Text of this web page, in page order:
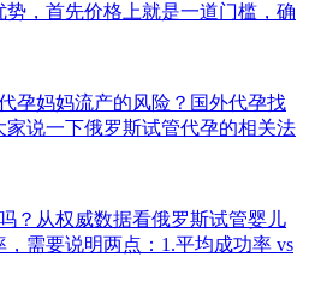
，首先价格上就是一道门槛，确
孕妈妈流产的风险？国外代孕找
家说一下俄罗斯试管代孕的相关法
？从权威数据看俄罗斯试管婴儿
需要说明两点：1.平均成功率 vs